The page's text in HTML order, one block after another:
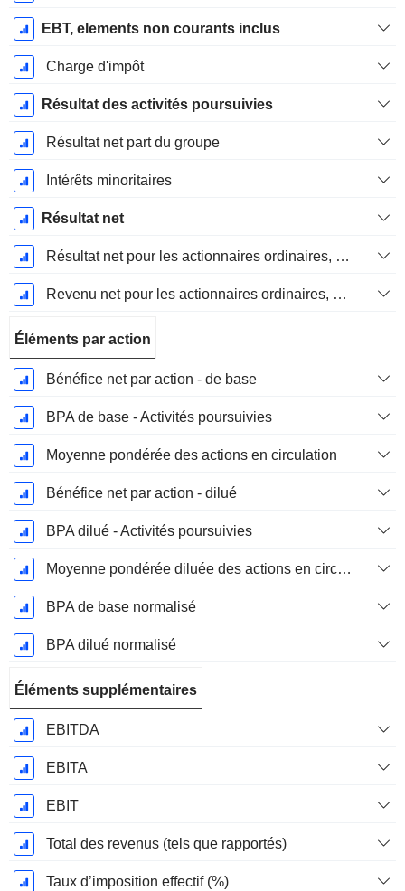
EBT, elements non courants inclus
Charge d'impôt
Résultat des activités poursuivies
Résultat net part du groupe
Intérêts minoritaires
Résultat net
Résultat net pour les actionnaires ordinaires, éléments exceptionnels inclus.
Revenu net pour les actionnaires ordinaires, hors éléments exceptionnelsRésultat net pour les actionnaires ordinaires, éléments exceptionnels exclus.
Éléments par action
Bénéfice net par action - de base
BPA de base - Activités poursuivies
Moyenne pondérée des actions en circulation
Bénéfice net par action - dilué
BPA dilué - Activités poursuivies
Moyenne pondérée diluée des actions en circulation
BPA de base normalisé
BPA dilué normalisé
Éléments supplémentaires
EBITDA
EBITA
EBIT
Total des revenus (tels que rapportés)
Taux d’imposition effectif (%)